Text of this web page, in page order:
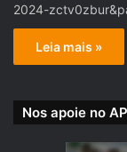
2024-
Leia mais »
Nos apoie no